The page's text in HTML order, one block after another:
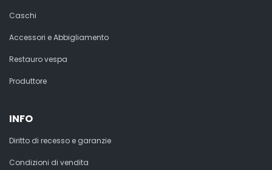
Caschi
Accessori e Abbigliamento
Restauro vespa
Produttore
INFO
Diritto di recesso e garanzie
Condizioni di vendita